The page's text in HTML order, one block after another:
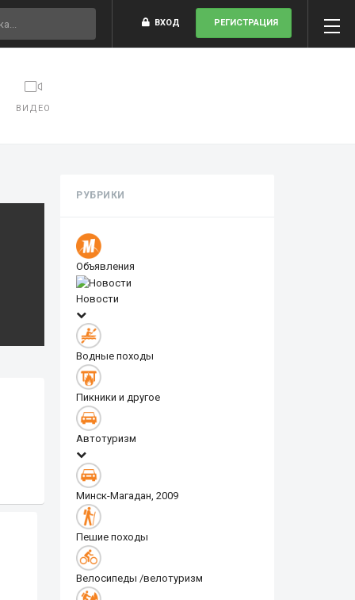
ВХОД РЕГИСТРАЦИЯ
ВИДЕО
РУБРИКИ
Объявления
Новости
Водные походы
Пикники и другое
Автотуризм
Минск-Магадан, 2009
Пешие походы
Велосипеды /велотуризм